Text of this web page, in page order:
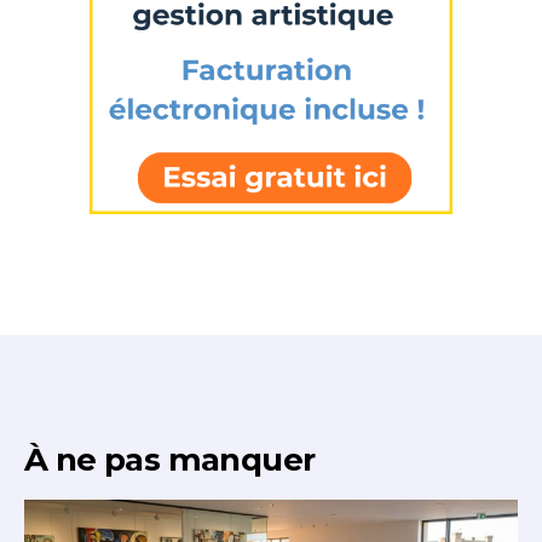
J'accepte lestermes et conditions
* Champ obligatoire
À ne pas manquer